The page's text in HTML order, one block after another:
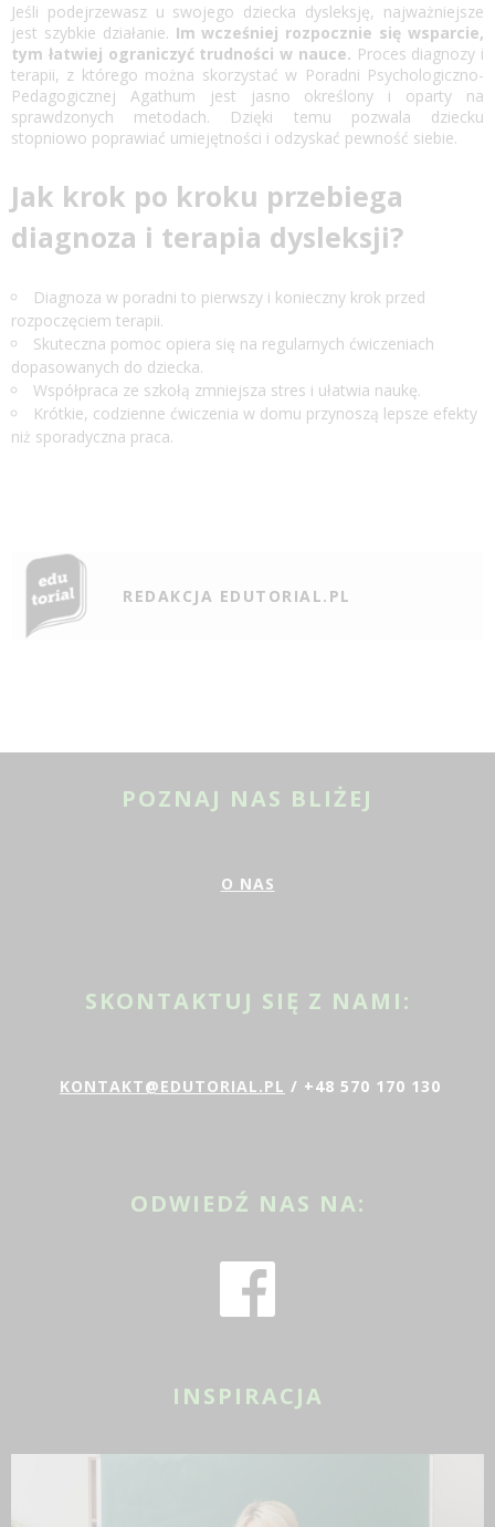
Jeśli podejrzewasz u swojego dziecka dysleksję, najważniejsze
jest szybkie działanie. Im wcześniej rozpocznie się wsparcie,
tym łatwiej ograniczyć trudności w nauce. Proces diagnozy i
terapii, z którego można skorzystać w Poradni Psychologiczno-
Pedagogicznej Agathum jest jasno określony i oparty na
sprawdzonych metodach. Dzięki temu pozwala dziecku
stopniowo poprawiać umiejętności i odzyskać pewność siebie.
Jak krok po kroku przebiega
diagnoza i terapia dysleksji?
Diagnoza w poradni to pierwszy i konieczny krok przed
rozpoczęciem terapii.
Skuteczna pomoc opiera się na regularnych ćwiczeniach
dopasowanych do dziecka.
Współpraca ze szkołą zmniejsza stres i ułatwia naukę.
Krótkie, codzienne ćwiczenia w domu przynoszą lepsze efekty
niż sporadyczna praca.
REDAKCJA EDUTORIAL.PL
POZNAJ NAS BLIŻEJ
O NAS
SKONTAKTUJ SIĘ Z NAMI:
KONTAKT@EDUTORIAL.PL / +48 570 170 130
ODWIEDŹ NAS NA:
INSPIRACJA